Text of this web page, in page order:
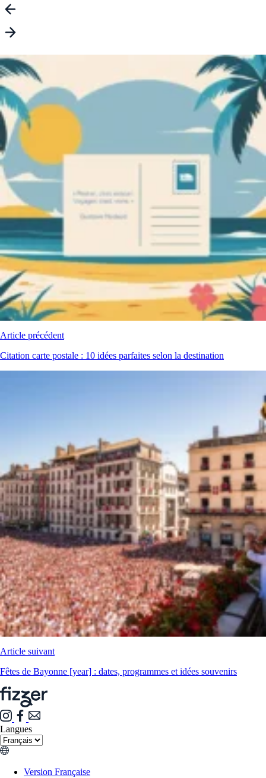
Article précédent
Citation carte postale : 10 idées parfaites selon la destination
Article suivant
Fêtes de Bayonne [year] : dates, programmes et idées souvenirs
Langues
Version Française